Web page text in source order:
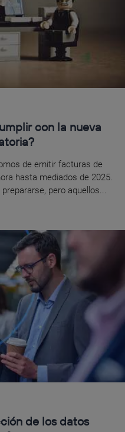
con la nueva
de emitir facturas de
hasta mediados de 2025.
pero aquellos...
de los datos